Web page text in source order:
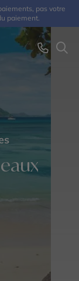
pas votre
paiement.